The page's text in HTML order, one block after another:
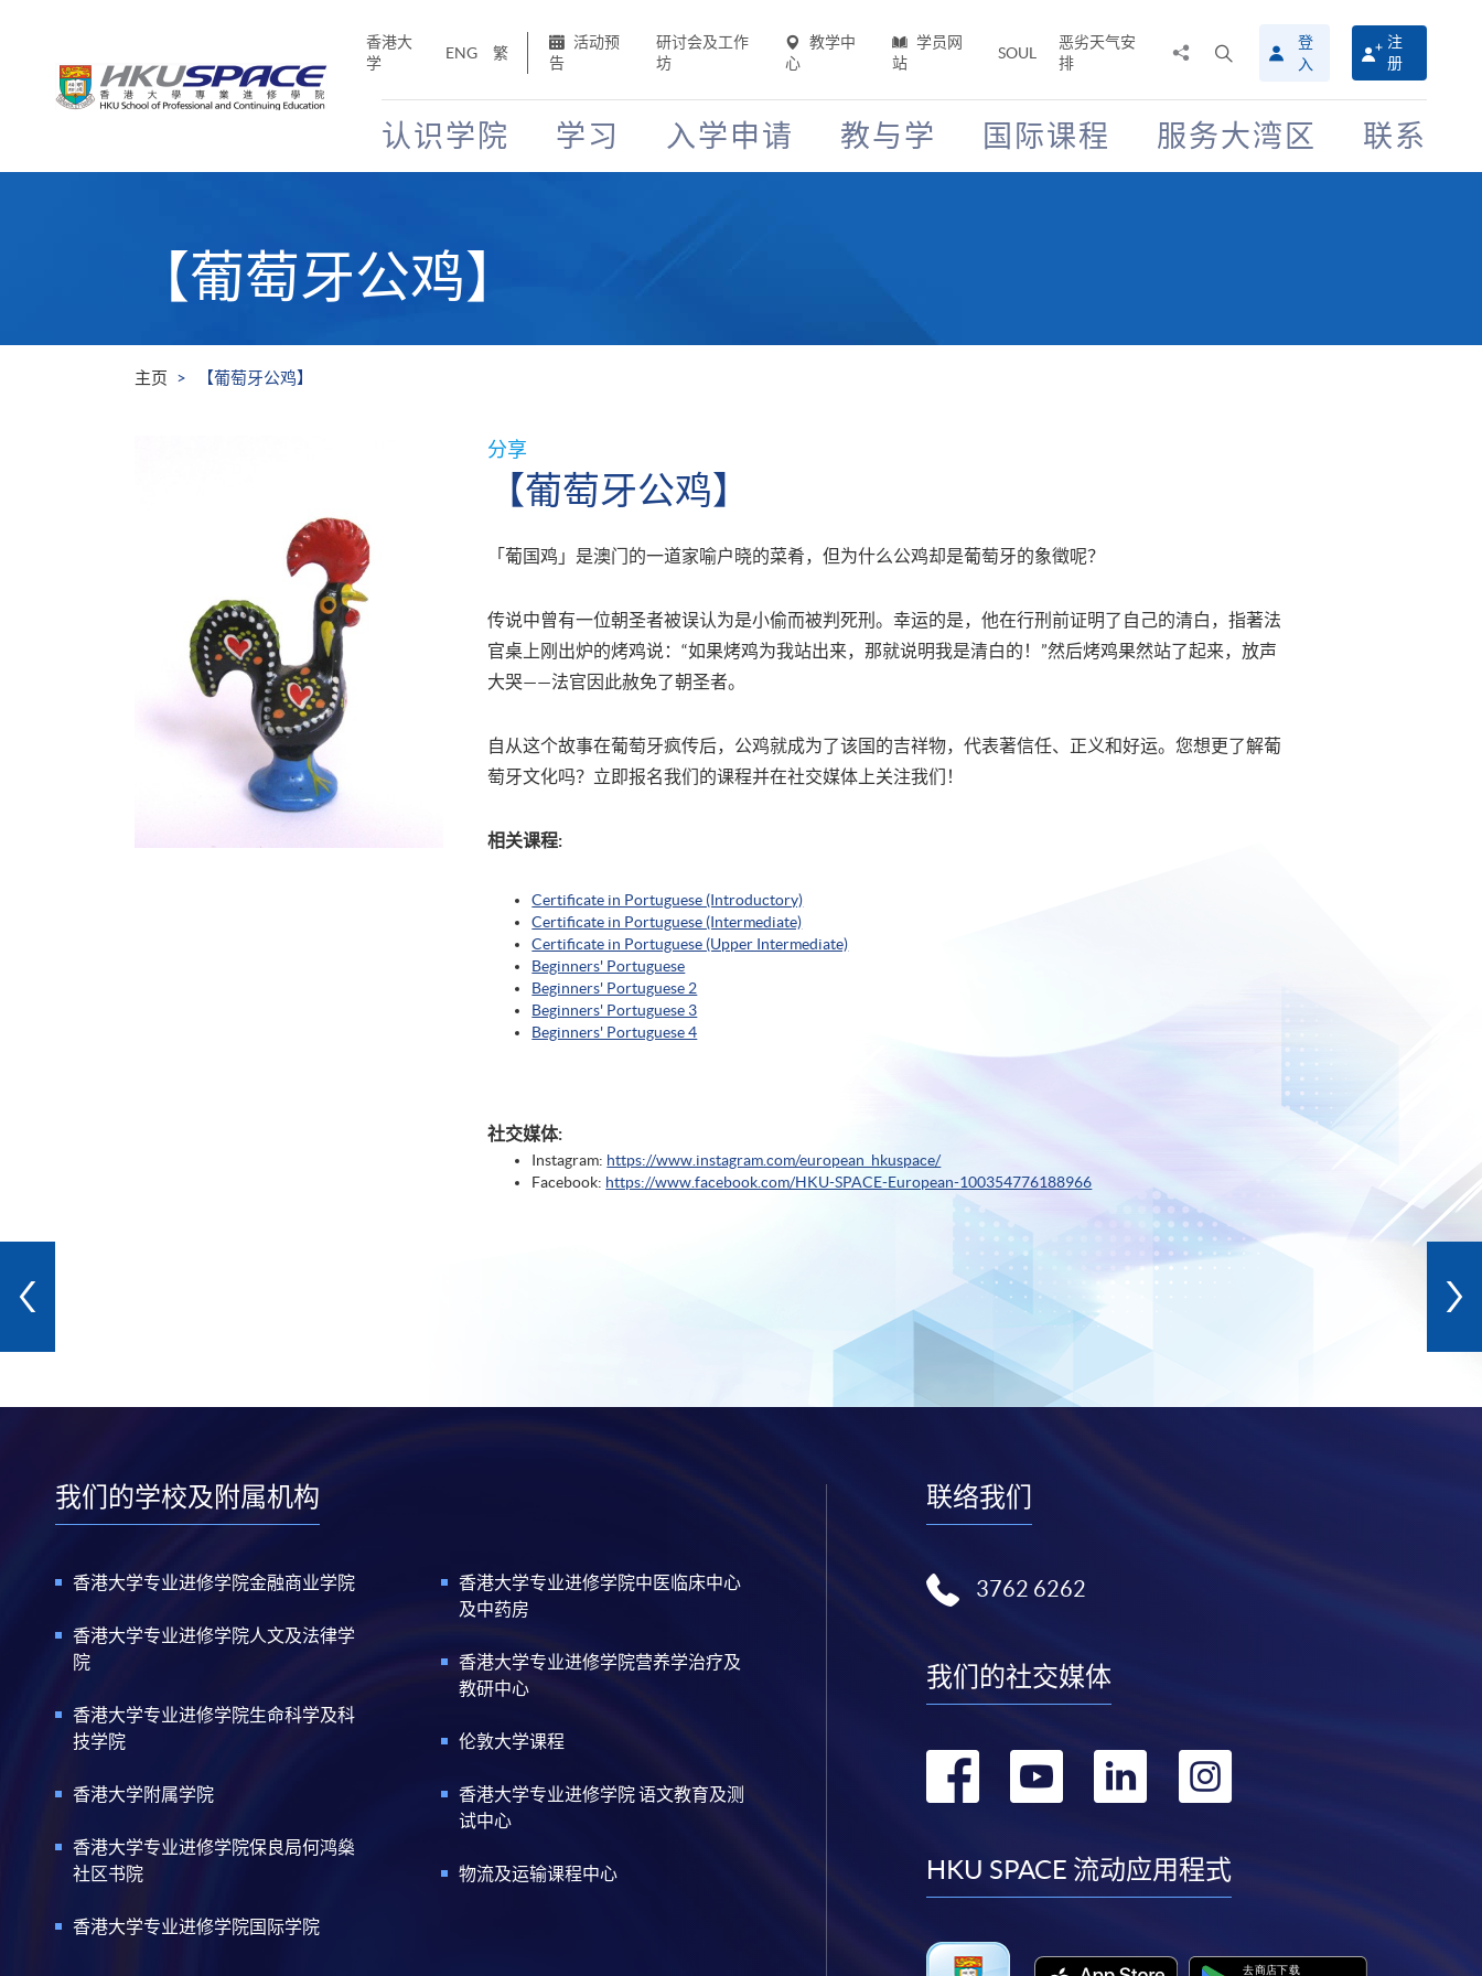
香港大
学
ENG 繁
活动预
告
研讨会及工作
坊
教学中
心
学员网
站
SOUL
恶劣天气安
排
搜
寻
介
面
登
入
注
册
认识学院 学习 入学申请 教与学 国际课程 服务大湾区 联系
【葡萄牙公鸡】
主页 【葡萄牙公鸡】
分享
【葡萄牙公鸡】
「葡国鸡」是澳门的一道家喻户晓的菜肴，但为什么公鸡却是葡萄牙的象徵呢？
传说中曾有一位朝圣者被误认为是小偷而被判死刑。幸运的是，他在行刑前证明了自己的清白，指著法
官桌上刚出炉的烤鸡说：“如果烤鸡为我站出来，那就说明我是清白的！”然后烤鸡果然站了起来，放声
大哭——法官因此赦免了朝圣者。
自从这个故事在葡萄牙疯传后，公鸡就成为了该国的吉祥物，代表著信任、正义和好运。您想更了解葡
萄牙文化吗？立即报名我们的课程并在社交媒体上关注我们！
相关课程:
Certificate in Portuguese (Introductory)
Certificate in Portuguese (Intermediate)
Certificate in Portuguese (Upper Intermediate)
Beginners' Portuguese
Beginners' Portuguese 2
Beginners' Portuguese 3
Beginners' Portuguese 4
社交媒体:
Instagram: https://www.instagram.com/european_hkuspace/
Facebook: https://www.facebook.com/HKU-SPACE-European-100354776188966
我们的学校及附属机构
香港大学专业进修学院金融商业学院
香港大学专业进修学院人文及法律学
院
香港大学专业进修学院生命科学及科
技学院
香港大学附属学院
香港大学专业进修学院保良局何鸿燊
社区书院
香港大学专业进修学院国际学院
香港大学专业进修学院中医临床中心
及中药房
香港大学专业进修学院营养学治疗及
教研中心
伦敦大学课程
香港大学专业进修学院 语文教育及测
试中心
物流及运输课程中心
联络我们
3762 6262
我们的社交媒体
转
facebook
转
youtube
转
linkedin
转
instagram
HKU SPACE 流动应用程式